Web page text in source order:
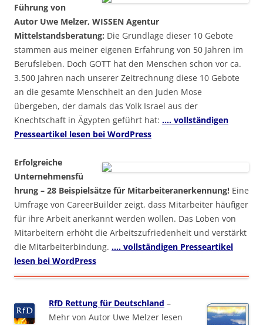
Führung von
Autor Uwe Melzer, WISSEN Agentur
Mittelstandsberatung: Die Grundlage dieser 10 Gebote
stammen aus meiner eigenen Erfahrung von 50 Jahren im
Berufsleben. Doch GOTT hat den Menschen schon vor ca.
3.500 Jahren nach unserer Zeitrechnung diese 10 Gebote
an die gesamte Menschheit an den Juden Mose
übergeben, der damals das Volk Israel aus der
Knechtschaft in Ägypten geführt hat: …. vollständigen
Presseartikel lesen bei WordPress
Erfolgreiche
Unternehmensfü
hrung – 28 Beispielsätze für Mitarbeiteranerkennung! Eine
Umfrage von CareerBuilder zeigt, dass Mitarbeiter häufiger
für ihre Arbeit anerkannt werden wollen. Das Loben von
Mitarbeitern erhöht die Arbeitszufriedenheit und verstärkt
die Mitarbeiterbindung. …. vollständigen Presseartikel
lesen bei WordPress
RfD Rettung für Deutschland –
Mehr von Autor Uwe Melzer lesen